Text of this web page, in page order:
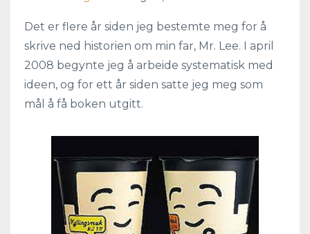
Det er flere år siden jeg bestemte meg for å
skrive ned historien om min far, Mr. Lee. I april
2008 begynte jeg å arbeide systematisk med
ideen, og for ett år siden satte jeg meg som
mål å få boken utgitt.